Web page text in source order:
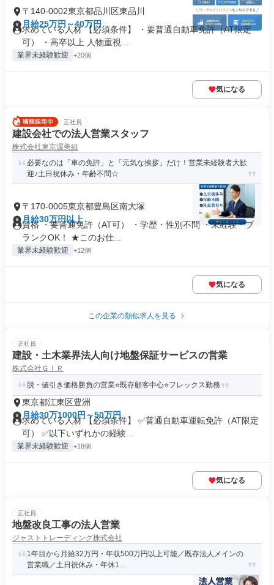
〒140-0002東京都品川区東品川
月給25万円～40万円
求めている人材 【必須条件】 ・要普通自動車免許（AT限定
可） ・高卒以上 人物重視...
業界未経験歓迎 +20個
気になる
正社員
建設会社での法人営業スタッフ
株式会社東京渥美組
必要なのは「車の免許」と「元気な挨拶」だけ！営業未経験者大歓
迎♪土日祝休み・年齢不問☆
〒170-0005東京都豊島区南大塚
月給30万円以上
資格 ・要普通免許（AT可） ・学歴・性別不問 ・未経験・ブ
ランクOK！ ★このお仕...
業界未経験歓迎 +12個
気になる
この企業の類似求人を見る
正社員
建設・土木業界法人向け地盤保証サービスの営業
株式会社ＧＩＲ
脱・値引き価格勝負の営業⭐既存顧客中心⭐フレックス勤務
東京都江東区豊洲
月給30万1000円～50万円
求めている人材 【必須条件】 ✅普通自動車運転免許（AT限定
可） ✅以下いずれかの経験...
業界未経験歓迎 +18個
気になる
正社員
地盤改良工事の法人営業
ジャストトレーディング株式会社
1年目から月給32万円・年収500万円以上可能／既存法人メインの
営業職／土日祝休み・年休1...